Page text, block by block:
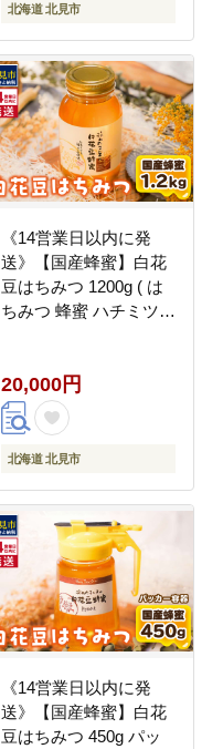
北海道 北見市
《14営業日以内に発
送》【国産蜂蜜】白花
豆はちみつ 1200g ( は
ちみつ 蜂蜜 ハチミツ
0025】
20,000円
北海道 北見市
《14営業日以内に発
送》【国産蜂蜜】白花
豆はちみつ 450g パッ